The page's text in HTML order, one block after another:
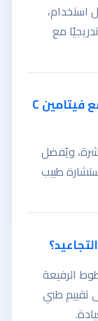
استخدام،
مع
هل يمكن استخدام ماسك الكولاجين مع فيتامين C
ويُفضل
طبيب
الرفيعة
تقييم طبي